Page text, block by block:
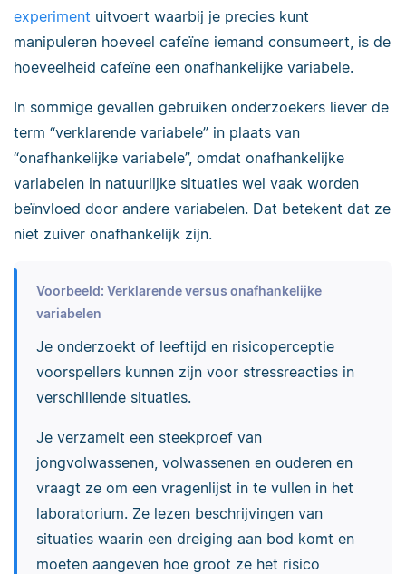
experiment uitvoert waarbij je precies kunt
manipuleren hoeveel cafeïne iemand consumeert, is de
hoeveelheid cafeïne een onafhankelijke variabele.
In sommige gevallen gebruiken onderzoekers liever de
term “verklarende variabele” in plaats van
“onafhankelijke variabele”, omdat onafhankelijke
variabelen in natuurlijke situaties wel vaak worden
beïnvloed door andere variabelen. Dat betekent dat ze
niet zuiver onafhankelijk zijn.
Voorbeeld: Verklarende versus onafhankelijke
variabelen
Je onderzoekt of leeftijd en risicoperceptie
voorspellers kunnen zijn voor stressreacties in
verschillende situaties.
Je verzamelt een steekproef van
jongvolwassenen, volwassenen en ouderen en
vraagt ze om een vragenlijst in te vullen in het
laboratorium. Ze lezen beschrijvingen van
situaties waarin een dreiging aan bod komt en
moeten aangeven hoe groot ze het risico